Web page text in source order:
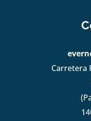
Carretera